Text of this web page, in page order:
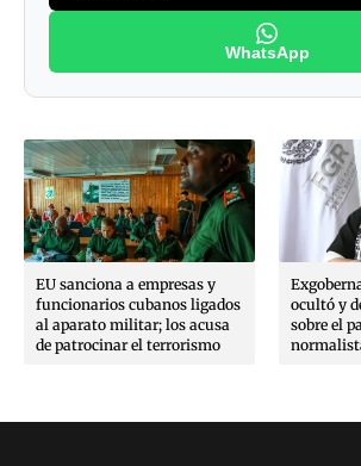
WhatsApp
EU sanciona a empresas y
funcionarios cubanos ligados
al aparato militar; los acusa
de patrocinar el terrorismo
ocultó y
sobre el